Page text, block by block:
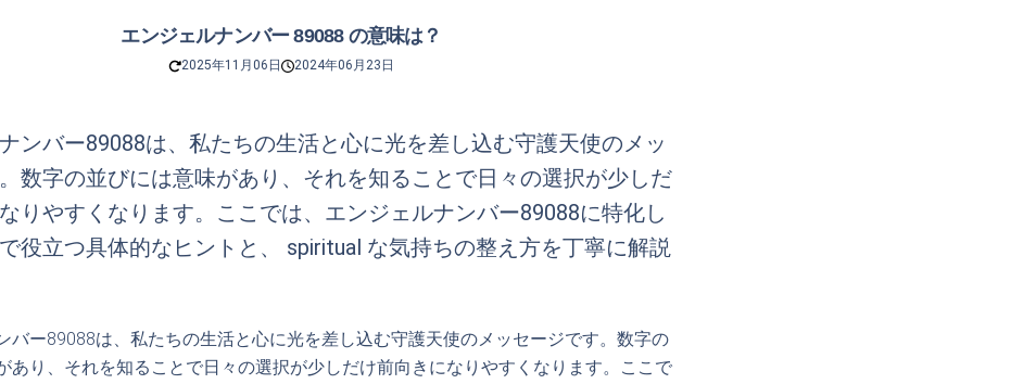
エンジェルナンバー 89088 の意味は？
2025年11月06日 2024年06月23日
ンバー89088は、私たちの生活と心に光を差し込む守護天使のメッ
数字の並びには意味があり、それを知ることで日々の選択が少しだ
りやすくなります。ここでは、エンジェルナンバー89088に特化し
役立つ具体的なヒントと、 spiritual な気持ちの整え方を丁寧に解説
バー89088は、私たちの生活と心に光を差し込む守護天使のメッセージです。数字の
あり、それを知ることで日々の選択が少しだけ前向きになりやすくなります。ここで